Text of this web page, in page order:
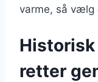
varme, så vælg
retter